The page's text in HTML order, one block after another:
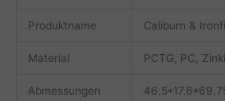
Produktname Caliburn &
Material PCTG, PC,
Abmessungen